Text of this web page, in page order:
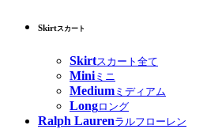
Skirtスカート
Skirtスカート全て
Miniミニ
Medium ミディアム
Longロング
Ralph Laurenラルフローレン